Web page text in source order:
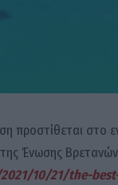
προστίθεται
της Ένωσης
10/21/the-